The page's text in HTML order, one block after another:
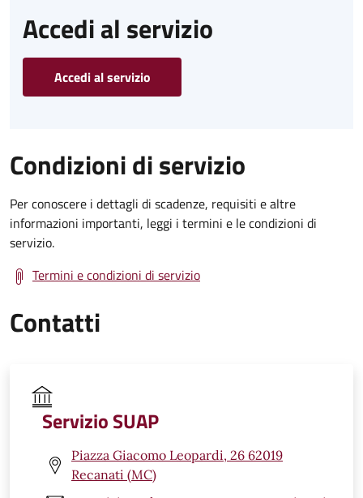
Accedi al servizio
Accedi al servizio
Condizioni di servizio
Per conoscere i dettagli di scadenze, requisiti e altre
informazioni importanti, leggi i termini e le condizioni di
servizio.
Termini e condizioni di servizio
Contatti
Servizio SUAP
Piazza Giacomo Leopardi, 26 62019
Recanati (MC)